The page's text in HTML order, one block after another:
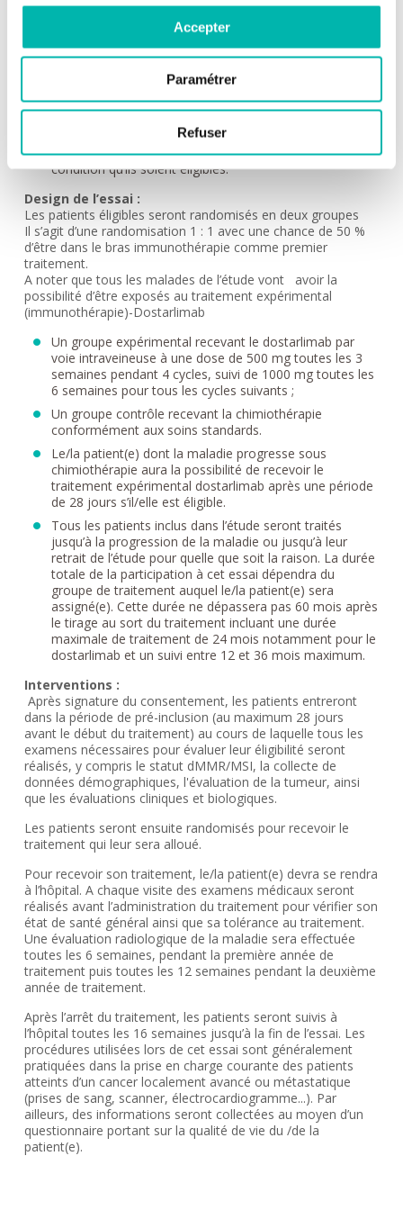
Accepter
Paramétrer
Refuser
Objectifs secondaires :
Evaluer dans les 2 bras :
la réponse au traitement, la survie globale, la sécurité
des traitements ainsi que la qualité de vie.
n’ayant pas répondu à la chimiothérapie standard et qui
recevront en 2ème ligne de traitement le dostarlimab, à
condition qu’ils soient éligibles.
Design de l’essai :
Les patients éligibles seront randomisés en deux groupes
Il s’agit d’une randomisation 1 : 1 avec une chance de 50 %
d’être dans le bras immunothérapie comme premier
traitement.
A noter que tous les malades de l’étude vont avoir la
possibilité d’être exposés au traitement expérimental
(immunothérapie)-Dostarlimab
Un groupe expérimental recevant le dostarlimab par
voie intraveineuse à une dose de 500 mg toutes les 3
semaines pendant 4 cycles, suivi de 1000 mg toutes les
6 semaines pour tous les cycles suivants ;
Un groupe contrôle recevant la chimiothérapie
conformément aux soins standards.
Le/la patient(e) dont la maladie progresse sous
chimiothérapie aura la possibilité de recevoir le
traitement expérimental dostarlimab après une période
de 28 jours s’il/elle est éligible.
Tous les patients inclus dans l’étude seront traités
jusqu’à la progression de la maladie ou jusqu’à leur
retrait de l’étude pour quelle que soit la raison. La durée
totale de la participation à cet essai dépendra du
groupe de traitement auquel le/la patient(e) sera
assigné(e). Cette durée ne dépassera pas 60 mois après
le tirage au sort du traitement incluant une durée
maximale de traitement de 24 mois notamment pour le
dostarlimab et un suivi entre 12 et 36 mois maximum.
Interventions :
Après signature du consentement, les patients entreront
dans la période de pré-inclusion (au maximum 28 jours
avant le début du traitement) au cours de laquelle tous les
examens nécessaires pour évaluer leur éligibilité seront
réalisés, y compris le statut dMMR/MSI, la collecte de
données démographiques, l'évaluation de la tumeur, ainsi
que les évaluations cliniques et biologiques.
Les patients seront ensuite randomisés pour recevoir le
traitement qui leur sera alloué.
Pour recevoir son traitement, le/la patient(e) devra se rendra
à l’hôpital. A chaque visite des examens médicaux seront
réalisés avant l’administration du traitement pour vérifier son
état de santé général ainsi que sa tolérance au traitement.
Une évaluation radiologique de la maladie sera effectuée
toutes les 6 semaines, pendant la première année de
traitement puis toutes les 12 semaines pendant la deuxième
année de traitement.
Après l’arrêt du traitement, les patients seront suivis à
l’hôpital toutes les 16 semaines jusqu’à la fin de l’essai. Les
procédures utilisées lors de cet essai sont généralement
pratiquées dans la prise en charge courante des patients
atteints d’un cancer localement avancé ou métastatique
(prises de sang, scanner, électrocardiogramme...). Par
ailleurs, des informations seront collectées au moyen d’un
questionnaire portant sur la qualité de vie du /de la
patient(e).